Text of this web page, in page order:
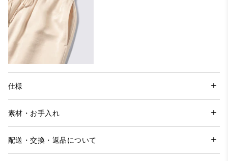
仕様
素材・お手入れ
配送・交換・返品について